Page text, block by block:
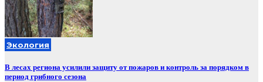
Экология
В лесах региона усилили защиту от пожаров и контроль за порядком в
период грибного сезона